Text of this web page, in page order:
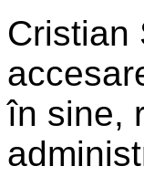
Cristian
în sine,